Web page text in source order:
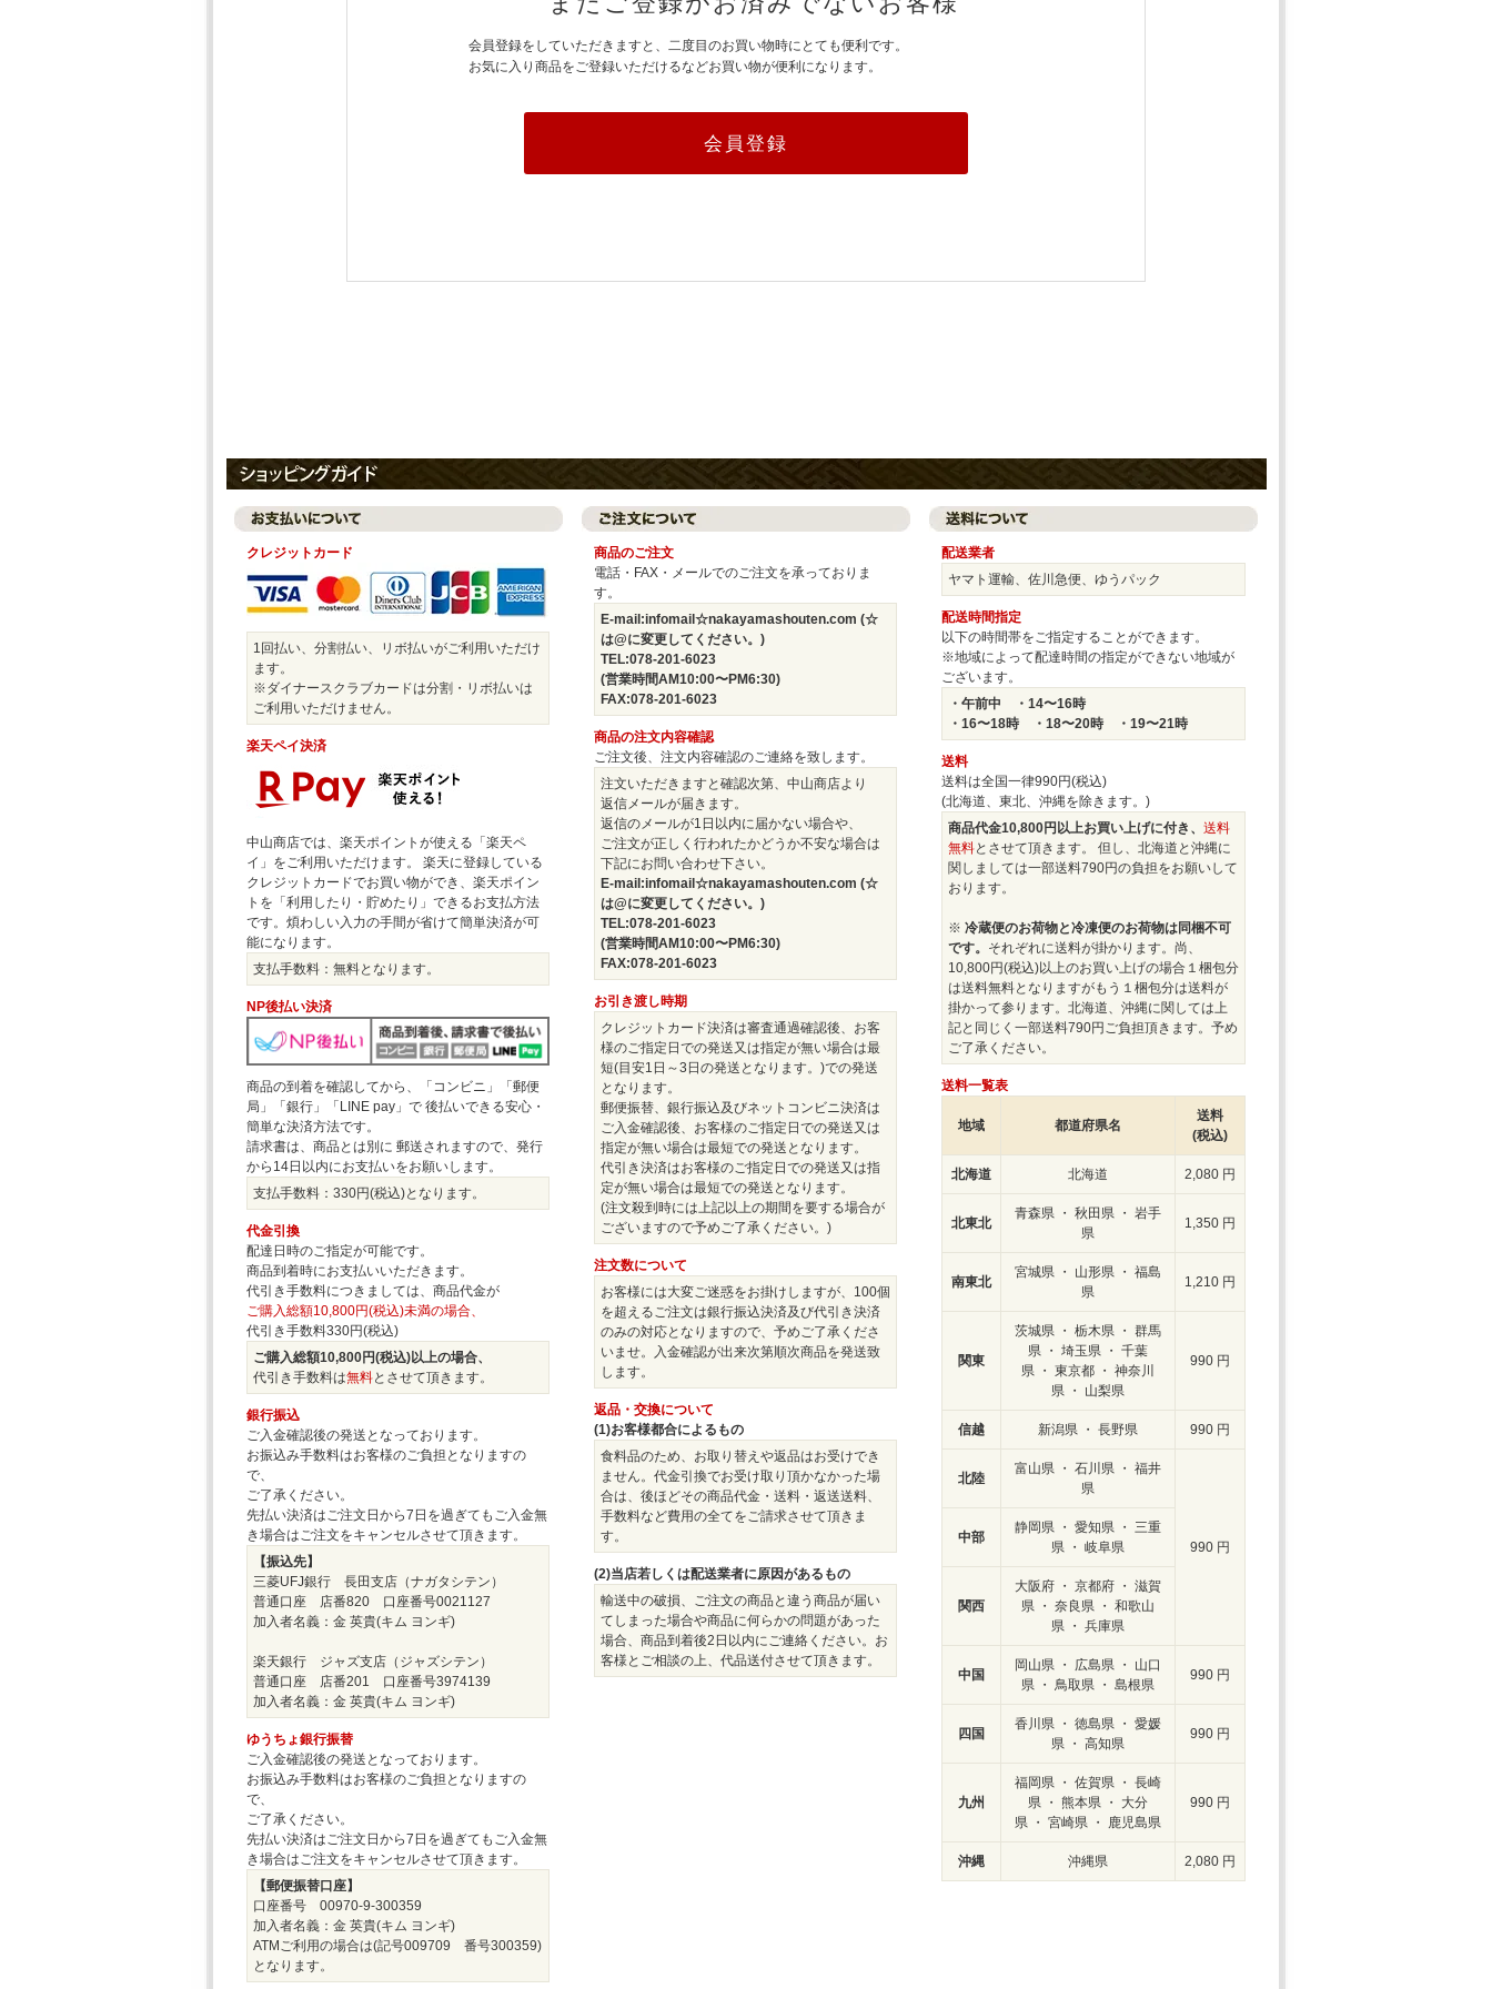
会員登録をしていただきますと、二度目のお買い物時にとても便利です。
お気に入り商品をご登録いただけるなどお買い物が便利になります。
会員登録
クレジットカード
1回払い、分割払い、リボ払いがご利用いただけ
ます。
※ダイナースクラブカードは分割・リボ払いは
ご利用いただけません。
楽天ペイ決済
中山商店では、楽天ポイントが使える「楽天ペ
イ」をご利用いただけます。 楽天に登録している
クレジットカードでお買い物ができ、楽天ポイン
トを「利用したり・貯めたり」できるお支払方法
です。煩わしい入力の手間が省けて簡単決済が可
能になります。
支払手数料：無料となります。
NP後払い決済
商品の到着を確認してから、「コンビニ」「郵便
局」「銀行」「LINE pay」で 後払いできる安心・
簡単な決済方法です。
請求書は、商品とは別に 郵送されますので、発行
から14日以内にお支払いをお願いします。
支払手数料：330円(税込)となります。
代金引換
配達日時のご指定が可能です。
商品到着時にお支払いいただきます。
代引き手数料につきましては、商品代金が
ご購入総額10,800円(税込)未満の場合、
代引き手数料330円(税込)
ご購入総額10,800円(税込)以上の場合、
代引き手数料は無料とさせて頂きます。
銀行振込
ご入金確認後の発送となっております。
お振込み手数料はお客様のご負担となりますの
で、
ご了承ください。
先払い決済はご注文日から7日を過ぎてもご入金無
き場合はご注文をキャンセルさせて頂きます。
【振込先】
三菱UFJ銀行 長田支店（ナガタシテン）
普通口座 店番820 口座番号0021127
加入者名義：金 英貴(キム ヨンギ)
楽天銀行 ジャズ支店（ジャズシテン）
普通口座 店番201 口座番号3974139
加入者名義：金 英貴(キム ヨンギ)
ゆうちょ銀行振替
ご入金確認後の発送となっております。
お振込み手数料はお客様のご負担となりますの
で、
ご了承ください。
先払い決済はご注文日から7日を過ぎてもご入金無
き場合はご注文をキャンセルさせて頂きます。
【郵便振替口座】
口座番号 00970-9-300359
加入者名義：金 英貴(キム ヨンギ)
ATMご利用の場合は(記号009709 番号300359)
となります。
商品のご注文
電話・FAX・メールでのご注文を承っておりま
す。
E-mail:infomail☆nakayamashouten.com (☆
は@に変更してください。)
TEL:078-201-6023
(営業時間AM10:00〜PM6:30)
FAX:078-201-6023
商品の注文内容確認
ご注文後、注文内容確認のご連絡を致します。
注文いただきますと確認次第、中山商店より
返信メールが届きます。
返信のメールが1日以内に届かない場合や、
ご注文が正しく行われたかどうか不安な場合は
下記にお問い合わせ下さい。
E-mail:infomail☆nakayamashouten.com (☆
は@に変更してください。)
TEL:078-201-6023
(営業時間AM10:00〜PM6:30)
FAX:078-201-6023
お引き渡し時期
クレジットカード決済は審査通過確認後、お客
様のご指定日での発送又は指定が無い場合は最
短(目安1日～3日の発送となります。)での発送
となります。
郵便振替、銀行振込及びネットコンビニ決済は
ご入金確認後、お客様のご指定日での発送又は
指定が無い場合は最短での発送となります。
代引き決済はお客様のご指定日での発送又は指
定が無い場合は最短での発送となります。
(注文殺到時には上記以上の期間を要する場合が
ございますので予めご了承ください。)
注文数について
お客様には大変ご迷惑をお掛けしますが、100個
を超えるご注文は銀行振込決済及び代引き決済
のみの対応となりますので、予めご了承くださ
いませ。入金確認が出来次第順次商品を発送致
します。
返品・交換について
(1)お客様都合によるもの
食料品のため、お取り替えや返品はお受けでき
ません。代金引換でお受け取り頂かなかった場
合は、後ほどその商品代金・送料・返送送料、
手数料など費用の全てをご請求させて頂きま
す。
(2)当店若しくは配送業者に原因があるもの
輸送中の破損、ご注文の商品と違う商品が届い
てしまった場合や商品に何らかの問題があった
場合、商品到着後2日以内にご連絡ください。お
客様とご相談の上、代品送付させて頂きます。
配送業者
ヤマト運輸、佐川急便、ゆうパック
配送時間指定
以下の時間帯をご指定することができます。
※地域によって配達時間の指定ができない地域が
ございます。
・午前中 ・14〜16時
・16〜18時 ・18〜20時 ・19〜21時
送料
送料は全国一律990円(税込)
(北海道、東北、沖縄を除きます。)
商品代金10,800円以上お買い上げに付き、 送料
無料とさせて頂きます。 但し、北海道と沖縄に
関しましては一部送料790円の負担をお願いして
おります。
※ 冷蔵便のお荷物と冷凍便のお荷物は同梱不可
です。 それぞれに送料が掛かります。尚、
10,800円(税込)以上のお買い上げの場合１梱包分
は送料無料となりますがもう１梱包分は送料が
掛かって参ります。北海道、沖縄に関しては上
記と同じく一部送料790円ご負担頂きます。予め
ご了承ください。
送料一覧表
地域 都道府県名
送料
(税込)
北海道 北海道 2,080 円
北東北
青森県 ・ 秋田県 ・ 岩手
県
1,350 円
南東北
宮城県 ・ 山形県 ・ 福島
県
1,210 円
関東
茨城県 ・ 栃木県 ・ 群馬
県 ・ 埼玉県 ・ 千葉
県 ・ 東京都 ・ 神奈川
県 ・ 山梨県
990 円
信越 新潟県 ・ 長野県 990 円
北陸
富山県 ・ 石川県 ・ 福井
県
990 円
中部
静岡県 ・ 愛知県 ・ 三重
県 ・ 岐阜県
関西
大阪府 ・ 京都府 ・ 滋賀
県 ・ 奈良県 ・ 和歌山
県 ・ 兵庫県
中国
岡山県 ・ 広島県 ・ 山口
県 ・ 鳥取県 ・ 島根県
990 円
四国
香川県 ・ 徳島県 ・ 愛媛
県 ・ 高知県
990 円
九州
福岡県 ・ 佐賀県 ・ 長崎
県 ・ 熊本県 ・ 大分
県 ・ 宮崎県 ・ 鹿児島県
990 円
沖縄 沖縄県 2,080 円